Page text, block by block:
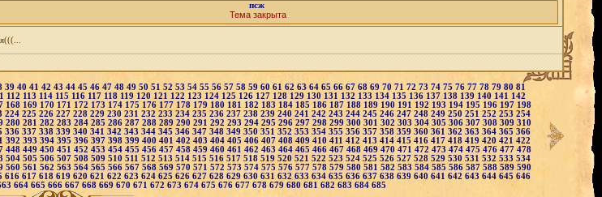
псж
Тема закрыта
39 40 41 42 43 44 45 46 47 48 49 50 51 52 53 54 55 56 57 58 59 6061 62 63 64 65 66 67 68 69 70 71 72 73 74 75 76 77 78 79 80 81
112 113 114 115 116 117118 119 120 121 122 123 124 125 126 127 128 129 130 131 132 133 134 135 136 137 138 139 140 141
142
168 169 170 171 172 173 174 175 176 177 178 179 180 181 182 183 184 185 186 187 188 189 190 191 192 193 194 195 196 197 198
224 225 226227 228 229 230 231 232 233 234 235 236 237 238 239 240 241 242 243 244 245 246 247 248 249 250 251 252 253 254
280 281 282 283 284 285 286 287 288 289 290 291 292 293 294 295 296 297 298 299 300 301 302 303 304 305 306 307 308 309 310
336 337 338 339 340 341 342 343 344 345 346 347 348 349 350 351 352 353 354 355 356 357 358 359 360 361 362 363 364 365 366
392 393 394 395 396 397 398 399 400 401 402 403 404 405 406 407 408 409 410 411 412 413 414 415 416 417 418 419 420 421 422
448 449 450 451 452 453 454 455 456 457 458 459 460 461 462 463 464 465 466 467 468 469 470 471 472 473 474 475 476 477 478
504 505 506 507 508 509 510 511 512 513 514 515 516 517 518 519 520 521 522 523 524 525 526 527 528 529 530 531 532 533 534
560 561 562 563 564 565 566 567 568 569 570 571 572 573 574 575 576 577 578 579 580 581 582 583 584 585 586 587 588 589 590
616 617 618 619 620 621 622 623 624 625 626 627 628 629 630 631 632 633 634 635 636 637 638 639 640 641 642 643 644 645 646
664 665 666 667 668 669 670 671 672 673 674 675 676 677 678 679 680 681 682 683 684 685